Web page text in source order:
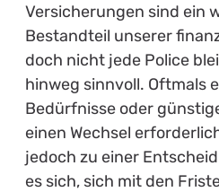
Versicherungen sind ein
Bestandteil unserer
doch nicht jede Police
hinweg sinnvoll. Oftmals
Bedürfnisse oder
einen Wechsel
jedoch zu einer
es sich, sich mit den